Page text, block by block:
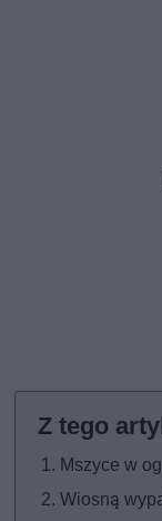
Mszyce w
Wiosną